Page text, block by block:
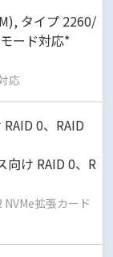
タイプ 2260/
ード対応*
応
0、RAID
向け RAID 0、R
拡張カード